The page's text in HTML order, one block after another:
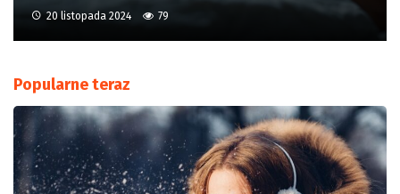
20 listopada 2024 79
Popularne teraz